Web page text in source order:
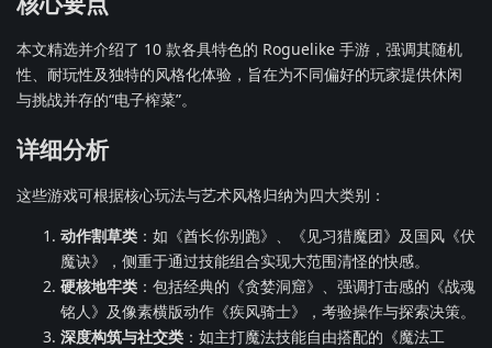
本文精选并介绍了 10 款各具特色的 Roguelike 手游，强调其随机
性、耐玩性及独特的风格化体验，旨在为不同偏好的玩家提供休闲
与挑战并存的“电子榨菜”。
详细分析
这些游戏可根据核心玩法与艺术风格归纳为四大类别：
动作割草类 ：如《酋长你别跑》、《见习猎魔团》及国风《伏
魔诀》，侧重于通过技能组合实现大范围清怪的快感。
硬核地牢类 ：包括经典的《贪婪洞窟》、强调打击感的《战魂
铭人》及像素横版动作《疾风骑士》，考验操作与探索决策。
深度构筑与社交类 ：如主打魔法技能自由搭配的《魔法工